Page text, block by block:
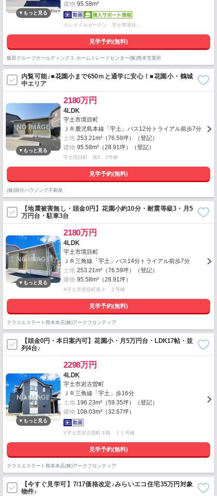
建物 95.58m²
クレイドルガーデン 宇土市境目…
見学予約(無料)
飯田グループホールディングス ホームトレードセンター(株)熊本営業所
内覧可能♪■花園小まで650ｍと通学に安心！■花園小・鶴城
中エリア
2180万円
4LDK
宇土市境目町
ＪＲ鹿児島本線「宇土」バス12分トライアル前歩7分
土地 253.21m²（76.59坪）（登記）
建物 95.58m²（28.91坪）（登記）
宇土境目町 第3 2号棟
見学予約(無料)
(株)国分ハウジング不動産
【地震被害無し・頭金0円】花園小約10分・耐震等級3・月5
万円台・駐車3台
2180万円
4LDK
宇土市境目町
ＪＲ三角線「宇土」バス14分トライアル前歩7分
土地 253.21m²（76.59坪）（登記）
建物 95.58m²（28.91坪）
A宇土市境目町第３ ２号棟
見学予約(無料)
テラスエステート熊本本店(株)アークフロンティア
【頭金0円・本日案内可】花園小・月5万円台・LDK17帖・並
列4台♪
2298万円
4LDK
宇土市岩古曽町
ＪＲ三角線「宇土」歩16分
土地 196.23m²（59.35坪）（登記）
建物 108.03m²（32.67坪）
Y宇土市岩古曽町３期 １１号棟
見学予約(無料)
テラスエステート熊本本店(株)アークフロンティア
【今すぐ見学可】7/17価格改定♪みらいエコ住宅35万円対象
物件♪